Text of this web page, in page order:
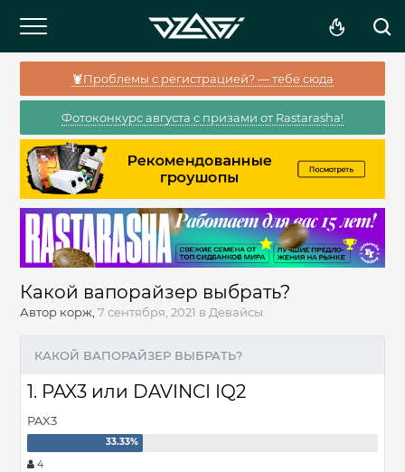
🦞Проблемы с регистрацией? — тебе сюда
Фотоконкурс августа с призами от Rastarasha!
Какой вапорайзер выбрать?
Автор корж, 7 сентября, 2021 в Девайсы
КАКОЙ ВАПОРАЙЗЕР ВЫБРАТЬ?
1. PAX3 или DAVINCI IQ2
PAX3
4